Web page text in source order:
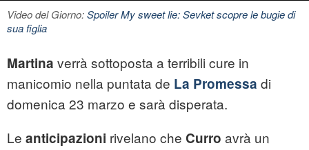
Video del Giorno:Spoiler My sweet lie: Sevket scopre le bugie di
sua figlia
Martina verrà sottoposta a terribili cure in
manicomio nella puntata de La Promessa di
domenica 23 marzo e sarà disperata.
Le anticipazioni rivelano che Curro avrà un